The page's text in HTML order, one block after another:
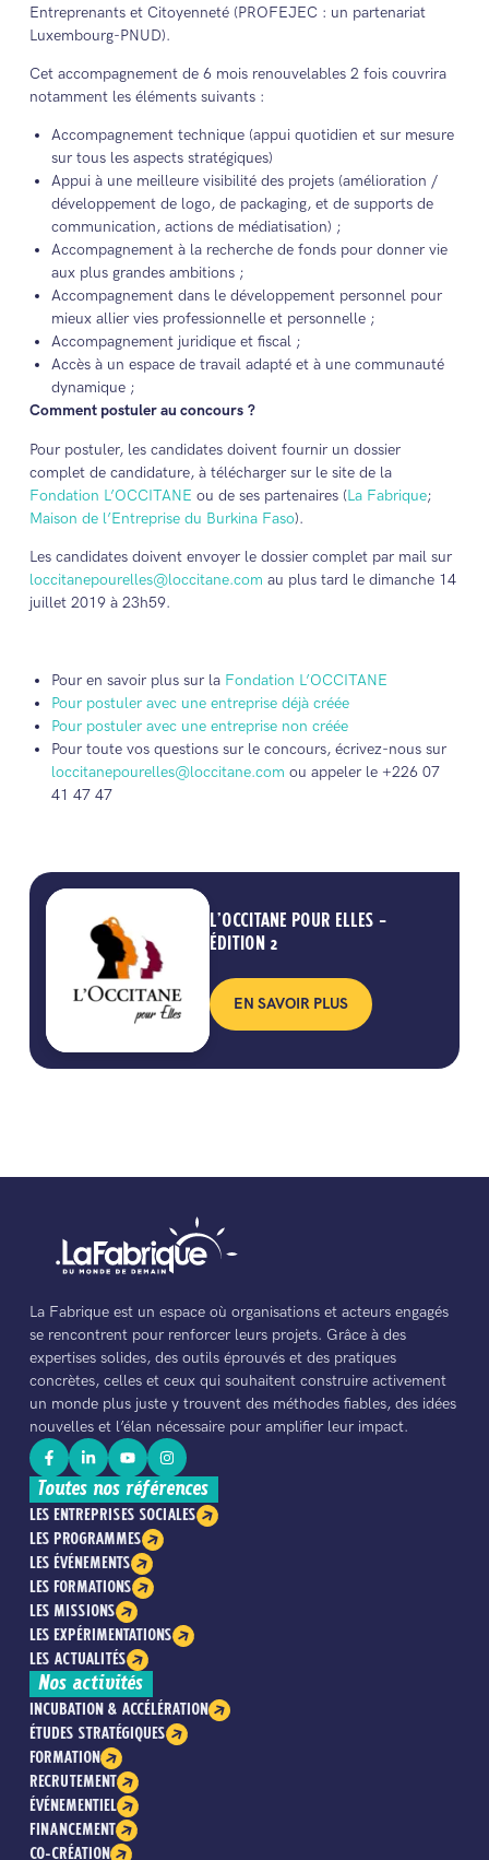
Entreprenants et Citoyenneté (PROFEJEC : un partenariat
Luxembourg-PNUD).
Cet accompagnement de 6 mois renouvelables 2 fois couvrira
notamment les éléments suivants :
Accompagnement technique (appui quotidien et sur mesure
sur tous les aspects stratégiques)
Appui à une meilleure visibilité des projets (amélioration /
développement de logo, de packaging, et de supports de
communication, actions de médiatisation) ;
Accompagnement à la recherche de fonds pour donner vie
aux plus grandes ambitions ;
Accompagnement dans le développement personnel pour
mieux allier vies professionnelle et personnelle ;
Accompagnement juridique et fiscal ;
Accès à un espace de travail adapté et à une communauté
dynamique ;
Comment postuler au concours ?
Pour postuler, les candidates doivent fournir un dossier
complet de candidature, à télécharger sur le site de la
Fondation L’OCCITANE ou de ses partenaires (La Fabrique;
Maison de l’Entreprise du Burkina Faso).
Les candidates doivent envoyer le dossier complet par mail sur
loccitanepourelles@loccitane.com au plus tard le dimanche 14
juillet 2019 à 23h59.
Pour en savoir plus sur la Fondation L’OCCITANE
Pour postuler avec une entreprise déjà créée
Pour postuler avec une entreprise non créée
Pour toute vos questions sur le concours, écrivez-nous sur
loccitanepourelles@loccitane.com ou appeler le +226 07
41 47 47
L’OCCITANE POUR ELLES –
ÉDITION 2
EN SAVOIR PLUS
La Fabrique est un espace où organisations et acteurs engagés
se rencontrent pour renforcer leurs projets. Grâce à des
expertises solides, des outils éprouvés et des pratiques
concrètes, celles et ceux qui souhaitent construire activement
un monde plus juste y trouvent des méthodes fiables, des idées
nouvelles et l’élan nécessaire pour amplifier leur impact.
Toutes nos références
LES ENTREPRISES SOCIALES
LES PROGRAMMES
LES ÉVÉNEMENTS
LES FORMATIONS
LES MISSIONS
LES EXPÉRIMENTATIONS
LES ACTUALITÉS
Nos activités
INCUBATION & ACCÉLÉRATION
ÉTUDES STRATÉGIQUES
FORMATION
RECRUTEMENT
ÉVÉNEMENTIEL
FINANCEMENT
CO-CRÉATION